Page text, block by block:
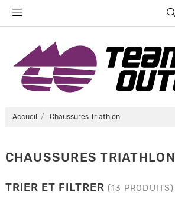
Accueil Chaussures Triathlon
CHAUSSURES TRIATHLON
TRIER ET FILTRER (13 PRODUITS)